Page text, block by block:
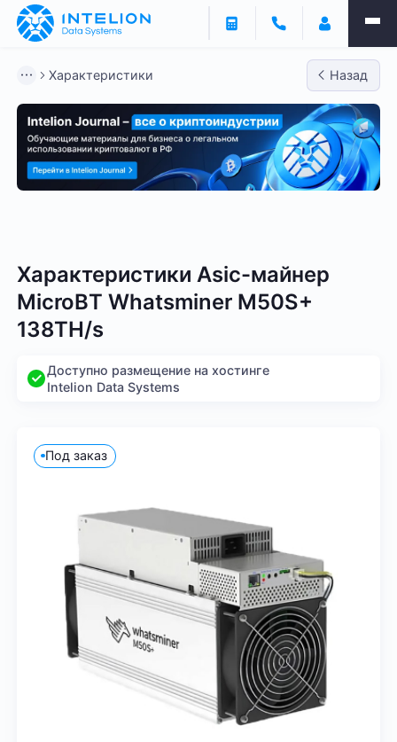
Характеристики Назад
Характеристики Asic-майнер
MicroBT Whatsminer M50S+
138TH/s
Доступно размещение на хостинге
Intelion Data Systems
Под заказ